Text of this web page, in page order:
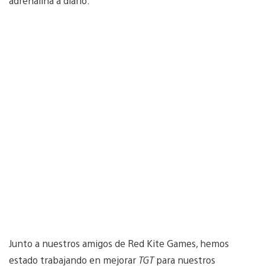
Junto a nuestros amigos de Red Kite Games, hemos
estado trabajando en mejorar TGTpara nuestros